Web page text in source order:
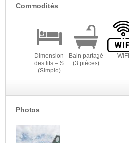
Commodités
Dimension
des lits – S
(Simple)
Bain partagé
(3 pièces)
WiFi
Photos